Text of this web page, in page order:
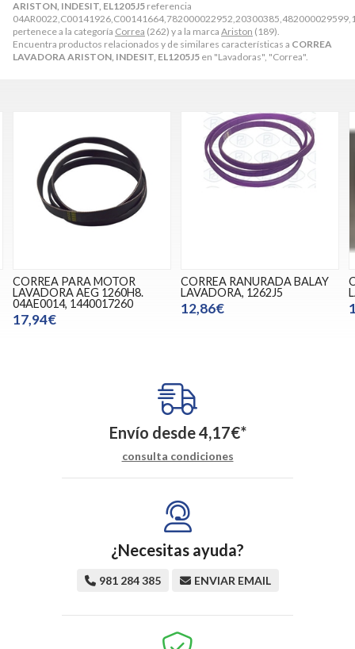
ARISTON, INDESIT, EL1205J5 referencia
pertenece a la categoría Correa (262) y a la marca Ariston (189).
Encuentra productos relacionados y de similares características a CORREA
LAVADORA ARISTON, INDESIT, EL1205J5 en "Lavadoras", "Correa".
CORREA PARA MOTOR
LAVADORA AEG 1260H8.
04AE0014, 1440017260
17,94€
CORREA RANURADA BALAY
LAVADORA, 1262J5
12,86€
Envío desde4,17€*
consulta condiciones
¿Necesitas ayuda?
981 284 385 ENVIAR EMAIL